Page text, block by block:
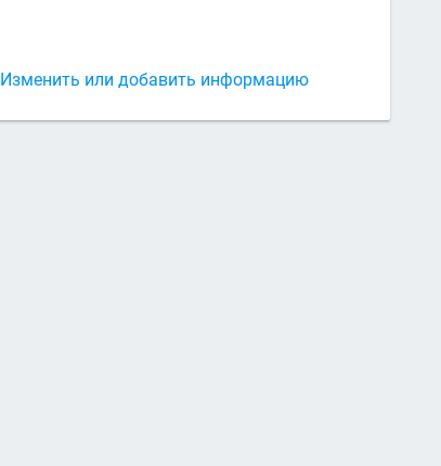
Изменить или добавить информацию